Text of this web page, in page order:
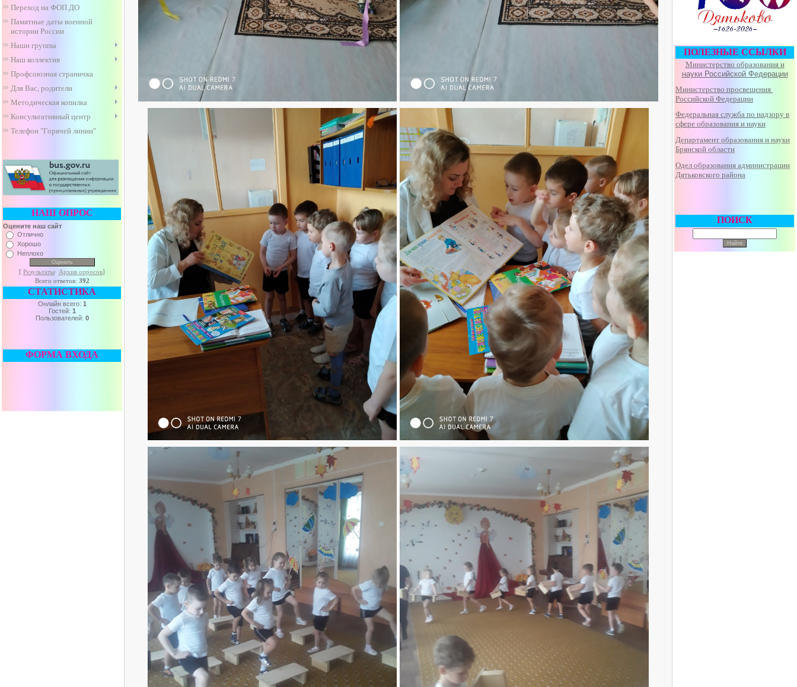
Переход на ФОП ДО
Памятные даты военной
истории России
Наши группы
Наш коллектив
Профсоюзная страничка
Для Вас, родители
Методическая копилка
Консультативный центр
Телефон "Горячей линии"
НАШ ОПРОС
Оцените наш сайт
Отлично
Хорошо
Неплохо
[ Результаты· Архив опросов]
Всего ответов: 392
СТАТИСТИКА
Онлайн всего: 1
Гостей: 1
Пользователей: 0
ФОРМА ВХОДА
ПОЛЕЗНЫЕ ССЫЛКИ
Министерство образования и
науки Российской Федерации
Министерство просвещения
Российской Федерации
Федеральная служба по надзору в
сфере образования и науки
Департамент образования и науки
Брянской области
Одел образования администрации
Дятьковского района
ПОИСК